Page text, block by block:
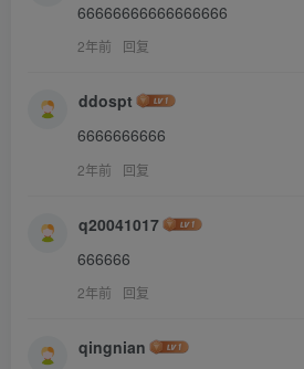
66666666666666666
2年前 回复
ddospt
6666666666
2年前 回复
q20041017
666666
2年前 回复
qingnian